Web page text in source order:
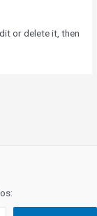
or delete it, then